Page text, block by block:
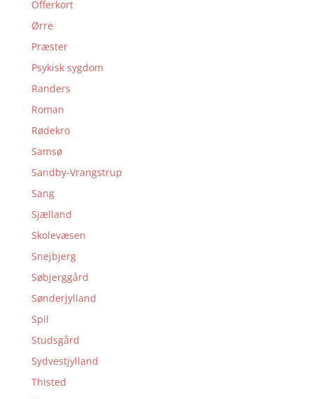
Offerkort
Ørre
Præster
Psykisk sygdom
Randers
Roman
Rødekro
Samsø
Sandby-Vrangstrup
Sang
Sjælland
Skolevæsen
Snejbjerg
Søbjerggård
Sønderjylland
Spil
Studsgård
Sydvestjylland
Thisted